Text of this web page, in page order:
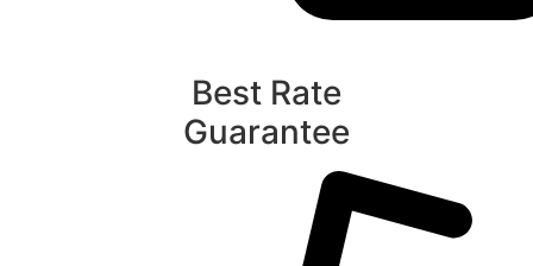
Best Rate
Guarantee